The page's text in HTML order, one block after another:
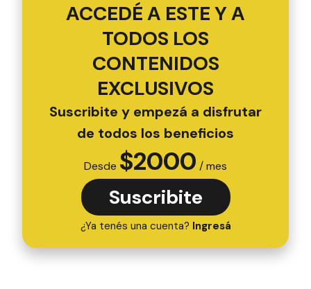
ACCEDÉ A ESTE Y A
TODOS LOS
CONTENIDOS
EXCLUSIVOS
Suscribite y empezá a disfrutar
de todos los beneficios
Desde $2000 / mes
Suscribite
¿Ya tenés una cuenta? Ingresá